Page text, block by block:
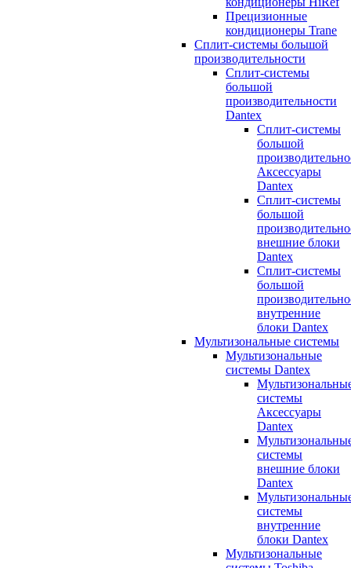
Прецизионные
кондиционеры Trane
Сплит-системы большой
производительности
Сплит-системы
большой
производительности
Dantex
Сплит-системы
большой
Аксессуары
Dantex
Сплит-системы
большой
внешние блоки
Dantex
Сплит-системы
большой
внутренние
блоки Dantex
Мультизональные системы
Мультизональные
системы Dantex
системы
Аксессуары
Dantex
системы
внешние блоки
Dantex
системы
внутренние
блоки Dantex
Мультизональные